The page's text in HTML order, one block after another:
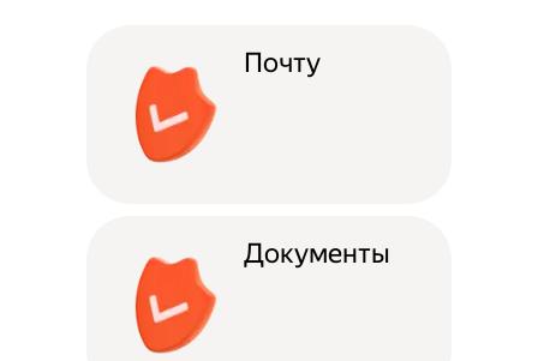
Почту
Документы